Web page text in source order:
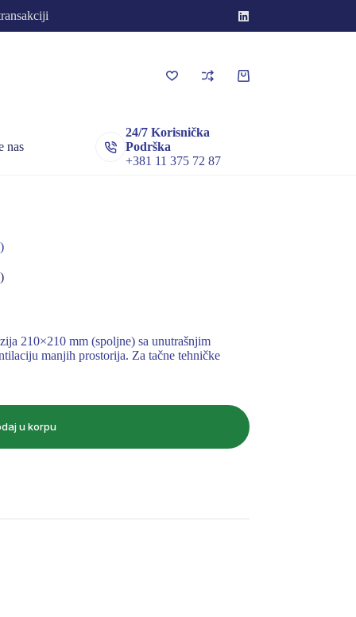
Korpa
nas
24/7 Korisnička
Podrška
+381 11 375 72 87
210×210 mm (spoljne) sa unutrašnjim
manjih prostorija. Za tačne tehničke
u korpu